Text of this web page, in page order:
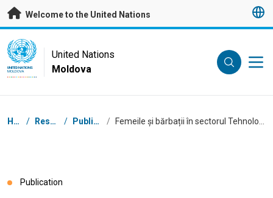
Skip to main content
Welcome to the United Nations
UN Logo
UNITED NATIONS
MOLDOVA
United Nations
Moldova
Breadcrumb
Home / Resources / Publications /
Publication